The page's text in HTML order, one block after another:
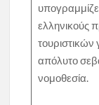
ελληνικούς
τουριστικών
απόλυτο
νομοθεσία.